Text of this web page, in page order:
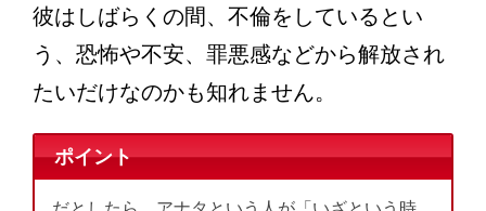
彼はしばらくの間、不倫をしているとい
う、恐怖や不安、罪悪感などから解放され
たいだけなのかも知れません。
ポイント